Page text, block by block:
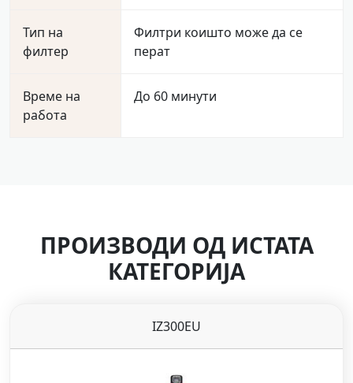
Тип на
филтер
Филтри коишто може да се
перат
Време на
работа
До 60 минути
ПРОИЗВОДИ ОД ИСТАТА
КАТЕГОРИЈА
IZ300EU